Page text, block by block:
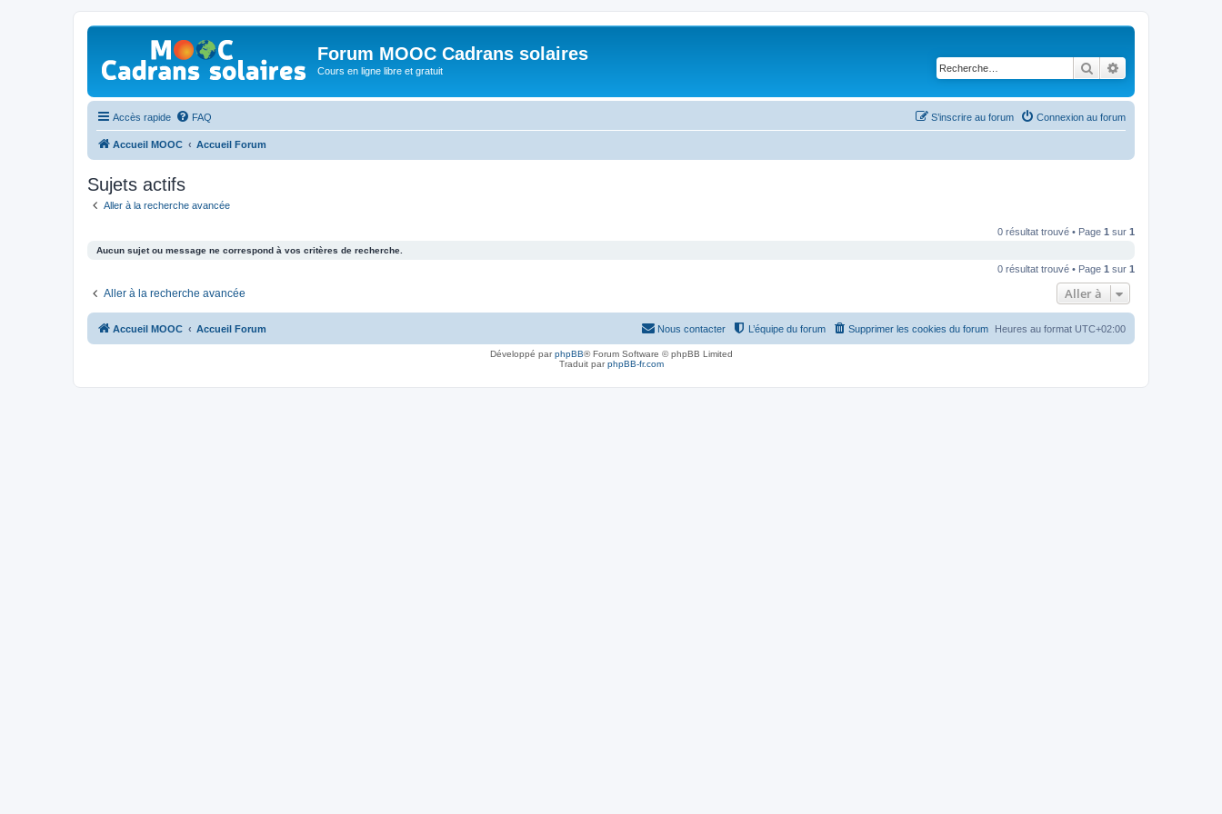
Forum MOOC Cadrans solaires
Cours en ligne libre et gratuit Rechercher
Accès rapide FAQ Connexion au forum
S’inscrire au forum
Accueil MOOC Accueil Forum
Sujets actifs
Aller à la recherche avancée
0 résultat trouvé • Page 1 sur 1
Aucun sujet ou message ne correspond à vos critères de recherche.
0 résultat trouvé • Page 1 sur 1
Aller à la recherche avancée Aller à
Accueil MOOC Accueil Forum Heures au format UTC+02:00
Supprimer les cookies du forum
L’équipe du forum
Nous contacter
Développé parphpBB® Forum Software © phpBB Limited
Traduit parphpBB-fr.com